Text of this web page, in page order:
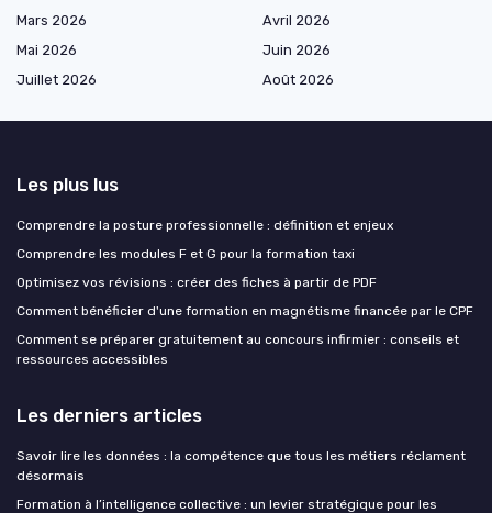
Mars 2026
Avril 2026
Mai 2026
Juin 2026
Juillet 2026
Août 2026
Les plus lus
Comprendre la posture professionnelle : définition et enjeux
Comprendre les modules F et G pour la formation taxi
Optimisez vos révisions : créer des fiches à partir de PDF
Comment bénéficier d'une formation en magnétisme financée par le CPF
Comment se préparer gratuitement au concours infirmier : conseils et
ressources accessibles
Les derniers articles
Savoir lire les données : la compétence que tous les métiers réclament
désormais
Formation à l’intelligence collective : un levier stratégique pour les